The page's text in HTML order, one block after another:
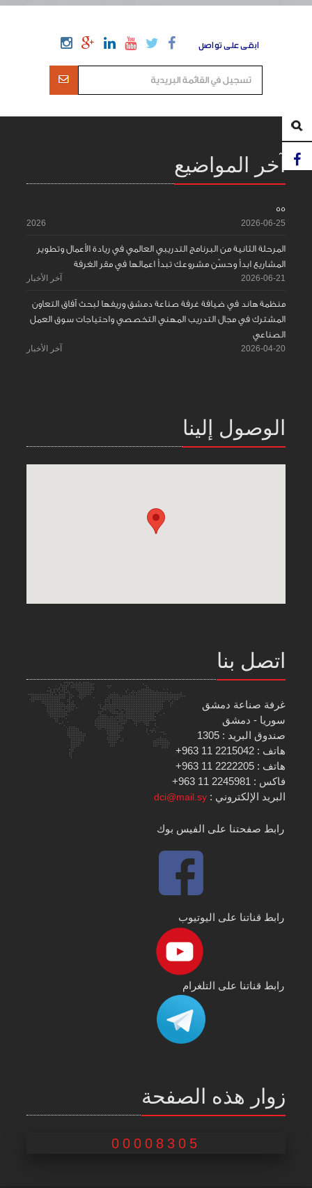
ابقى على تواصل
آخر المواضيع
55
2026-06-25
2026
المرحلة الثانية من البرنامج التدريبي العالمي في ريادة الأعمال وتطوير
المشاريع ابدأ وحسّن مشروعك تبدأ اعمالها في مقر الغرفة
2026-06-21 آخر الأخبار
منظمة هاند في ضيافة غرفة صناعة دمشق وريفها لبحث آفاق التعاون
المشترك في مجال التدريب المهني التخصصي واحتياجات سوق العمل
الصناعي
2026-04-20 آخر الأخبار
الوصول إلينا
اتصل بنا
غرفة صناعة دمشق
سوريا - دمشق
صندوق البريد : 1305
هاتف : 2215042 11 963+
هاتف : 2222205 11 963+
فاكس : 2245981 11 963+
البريد الإلكتروني :dci@mail.sy
رابط صفحتنا على الفيس بوك
رابط قناتنا على اليوتيوب
رابط قناتنا على التلغرام
زوار هذه الصفحة
00008305